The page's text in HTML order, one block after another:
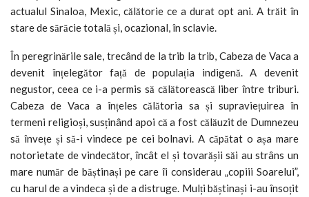
actualul Sinaloa, Mexic, călătorie ce a durat opt ani. A trăit în
stare de sărăcie totală și, ocazional, în sclavie.
În peregrinările sale, trecând de la trib la trib, Cabeza de Vaca a
devenit înțelegător față de populația indigenă. A devenit
negustor, ceea ce i-a permis să călătorească liber între triburi.
Cabeza de Vaca a înțeles călătoria sa și supraviețuirea în
termeni religioși, susținând apoi că a fost călăuzit de Dumnezeu
să învețe și să-i vindece pe cei bolnavi. A căpătat o așa mare
notorietate de vindecător, încât el și tovarășii săi au strâns un
mare număr de băștinași pe care îi considerau „copiii Soarelui”,
cu harul de a vindeca și de a distruge. Mulți băștinași i-au însoțit